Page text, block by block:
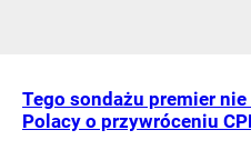
Tego sondażu premier
Polacy o przywróceniu